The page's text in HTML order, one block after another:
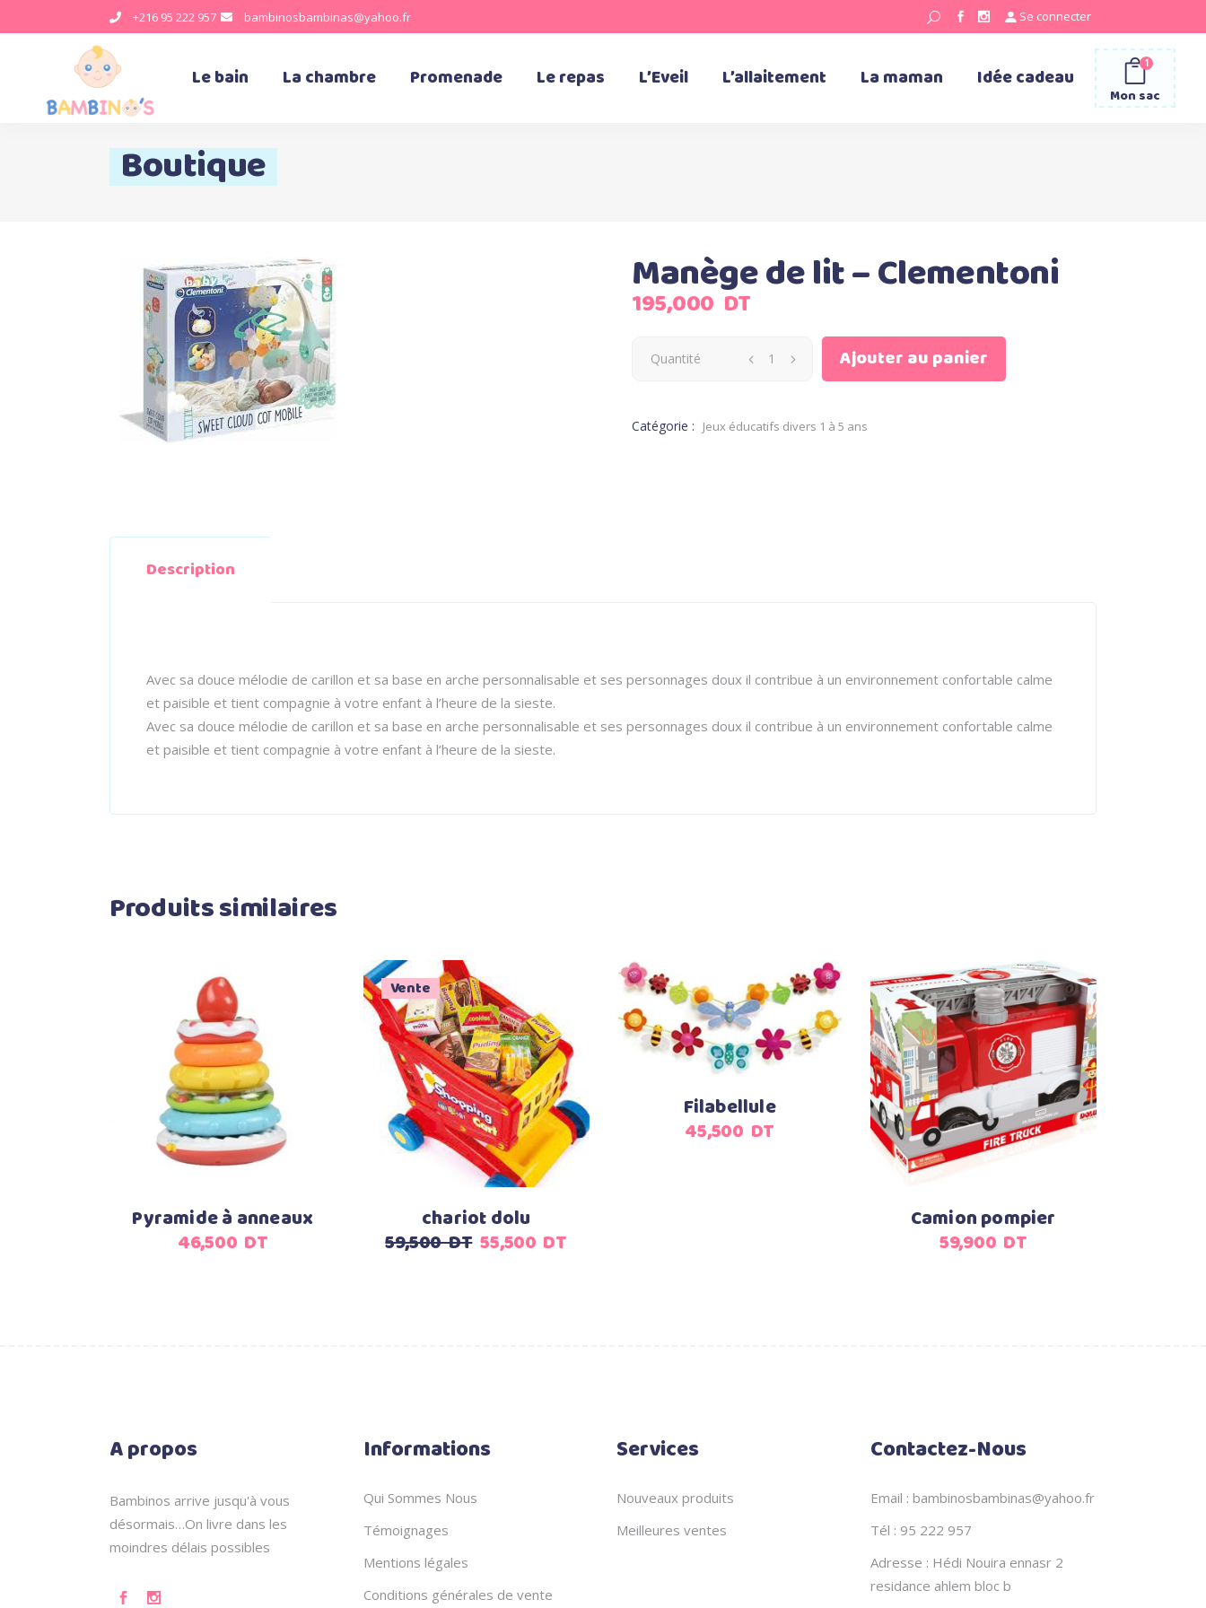
+216 95 222 957 bambinosbambinas@yahoo.fr Se connecter
Le bain La chambre Promenade Le repas L’Eveil L’allaitement La maman Idée cadeau
Mon sac
1
Boutique
Manège de lit – Clementoni
195,000 DT
Quantité Ajouter au panier
Catégorie : Jeux éducatifs divers 1 à 5 ans
Description
Avec sa douce mélodie de carillon et sa base en arche personnalisable et ses personnages doux il contribue à un environnement confortable calme
et paisible et tient compagnie à votre enfant à l’heure de la sieste.
Avec sa douce mélodie de carillon et sa base en arche personnalisable et ses personnages doux il contribue à un environnement confortable calme
et paisible et tient compagnie à votre enfant à l’heure de la sieste.
Produits similaires
Ajouter au panier
Pyramide à anneaux
46,500 DT
Vente
Ajouter au panier
chariot dolu
59,500DT Le
55,500 DT
Ajouter au panier
Filabellule
45,500 DT
Ajouter au panier
Camion pompier
59,900 DT
A propos
Bambinos arrive jusqu'à vous
désormais…On livre dans les
moindres délais possibles
Informations
Qui Sommes Nous
Témoignages
Mentions légales
Conditions générales de vente
Services
Nouveaux produits
Meilleures ventes
Contactez-Nous
Email : bambinosbambinas@yahoo.fr
Tél : 95 222 957
Adresse : Hédi Nouira ennasr 2
residance ahlem bloc b